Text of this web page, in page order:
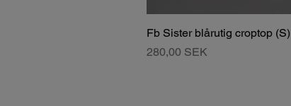
Fb Sister blårutig croptop (S)
Pris
280,00 SEK